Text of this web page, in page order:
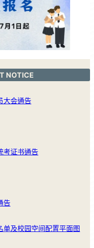
NOTICE
大会通告
考证书通告
告
及校园空间配置平面图